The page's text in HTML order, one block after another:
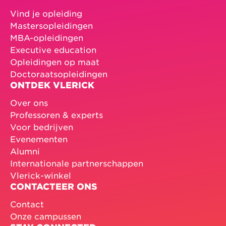
Vind je opleiding
Mastersopleidingen
MBA-opleidingen
Executive education
Opleidingen op maat
Doctoraatsopleidingen
ONTDEK VLERICK
Over ons
Professoren & experts
Voor bedrijven
Evenementen
Alumni
Internationale partnerschappen
Vlerick-winkel
CONTACTEER ONS
Contact
Onze campussen